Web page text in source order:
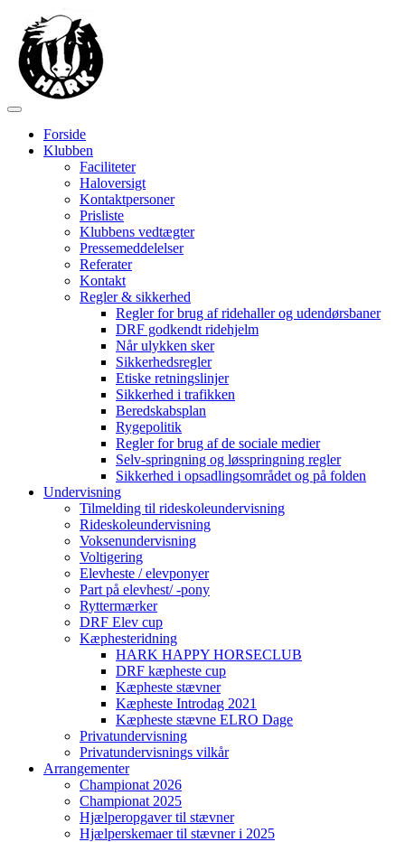
Forside
Klubben
Faciliteter
Haloversigt
Kontaktpersoner
Prisliste
Klubbens vedtægter
Pressemeddelelser
Referater
Kontakt
Regler & sikkerhed
Regler for brug af ridehaller og udendørsbaner
DRF godkendt ridehjelm
Når ulykken sker
Sikkerhedsregler
Etiske retningslinjer
Sikkerhed i trafikken
Beredskabsplan
Rygepolitik
Regler for brug af de sociale medier
Selv-springning og løsspringning regler
Sikkerhed i opsadlingsområdet og på folden
Undervisning
Tilmelding til rideskoleundervisning
Rideskoleundervisning
Voksenundervisning
Voltigering
Elevheste / elevponyer
Part på elevhest/ -pony
Ryttermærker
DRF Elev cup
Kæphesteridning
HARK HAPPY HORSECLUB
DRF kæpheste cup
Kæpheste stævner
Kæpheste Introdag 2021
Kæpheste stævne ELRO Dage
Privatundervisning
Privatundervisnings vilkår
Arrangementer
Championat 2026
Championat 2025
Hjælperopgaver til stævner
Hjælperskemaer til stævner i 2025